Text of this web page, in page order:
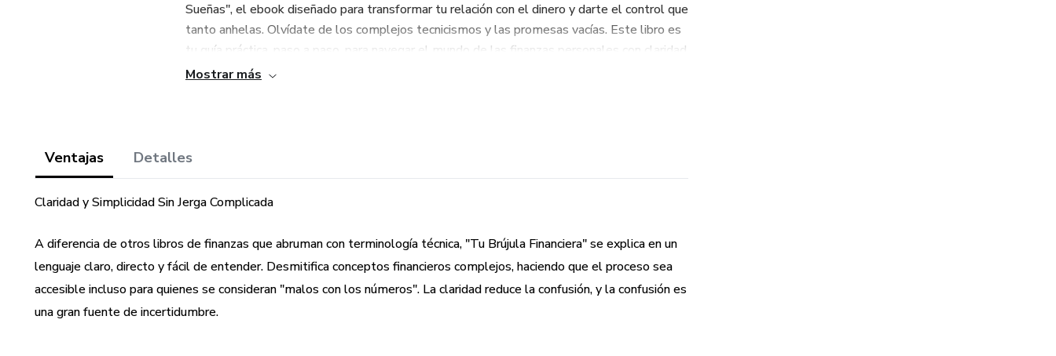
Sueñas", el ebook diseñado para transformar tu relación con el dinero y darte el control que
tanto anhelas. Olvídate de los complejos tecnicismos y las promesas vacías. Este libro es
tu guía práctica, paso a paso, para navegar el mundo de las finanzas personales con claridad
y confianza.
tu herramienta más poderosa para la libertad. Te enseñaremos estrategias que realmente
funcionan y cómo aplicarlas sin sentirte limitado.
Elimina deudas con estrategias probadas: Conoce los métodos más efectivos para
Mostrar más
Ventajas Detalles
Claridad y Simplicidad Sin Jerga Complicada
A diferencia de otros libros de finanzas que abruman con terminología técnica, "Tu Brújula Financiera" se explica en un
lenguaje claro, directo y fácil de entender. Desmitifica conceptos financieros complejos, haciendo que el proceso sea
accesible incluso para quienes se consideran "malos con los números". La claridad reduce la confusión, y la confusión es
una gran fuente de incertidumbre.